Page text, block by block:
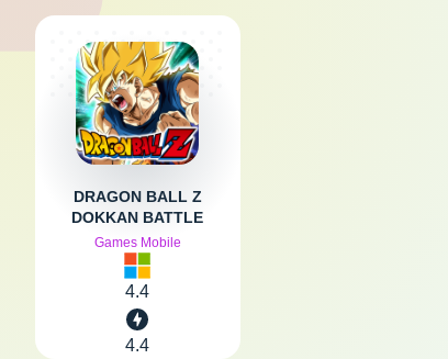
DRAGON BALL Z
DOKKAN BATTLE
Games Mobile
4.4
4.4